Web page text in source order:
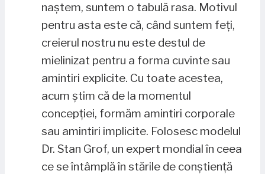
naștem, suntem o tabulă rasa. Motivul
pentru asta este că, când suntem feți,
creierul nostru nu este destul de
mielinizat pentru a forma cuvinte sau
amintiri explicite. Cu toate acestea,
acum știm că de la momentul
concepției, formăm amintiri corporale
sau amintiri implicite. Folosesc modelul
Dr. Stan Grof, un expert mondial în ceea
ce se întâmplă în stările de conștiență